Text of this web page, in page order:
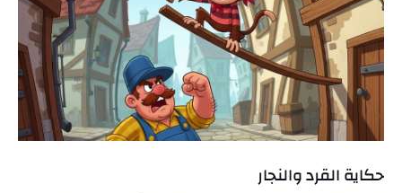
حكاية القرد والنجار